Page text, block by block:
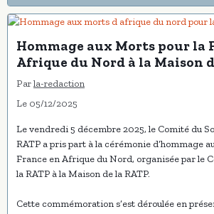
Hommage aux Morts pour la
Afrique du Nord à la Maison
Parla-redaction
Le 05/12/2025
Le vendredi 5 décembre 2025, le Comité du
RATP a pris part à la cérémonie d’hommage
France en Afrique du Nord, organisée par le
la RATP à la Maison de la RATP.
Cette commémoration s’est déroulée en